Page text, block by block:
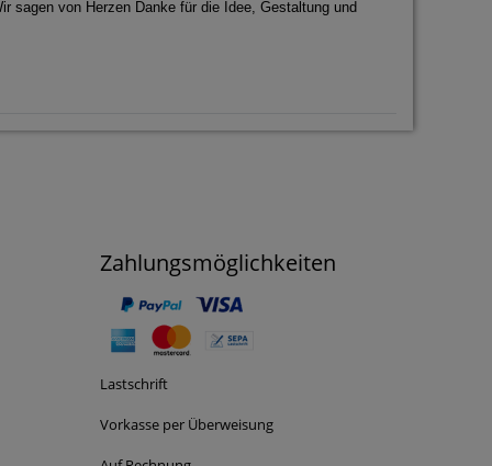
sagen von Herzen Danke für die Idee, Gestaltung und
Zahlungsmöglichkeiten
Lastschrift
Vorkasse per Überweisung